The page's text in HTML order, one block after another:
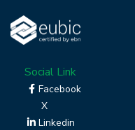
Social Link
Facebook
X
Linkedin